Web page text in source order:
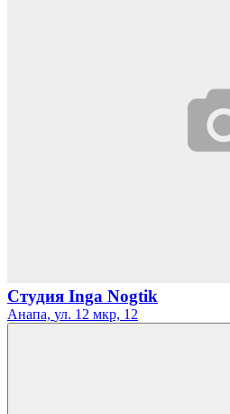
Студия Inga Nogtik
Анапа, ул. 12 мкр, 12